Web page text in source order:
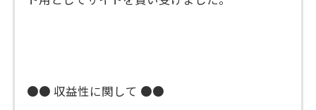
●● 収益性に関して ●●